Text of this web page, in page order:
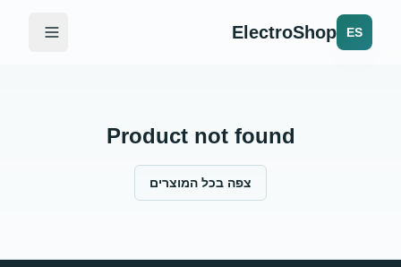
ES
ElectroShop
Product not found
צפה בכל המוצרים